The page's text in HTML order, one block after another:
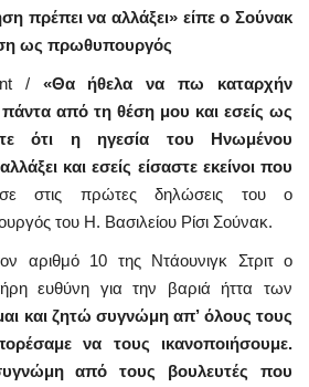
πρέπει να αλλάξει» είπε ο Σούνακ
ως πρωθυπουργός
/«Θα ήθελα να πω καταρχήν
από τη θέση μου και εσείς ως
ότι η ηγεσία του Ηνωμένου
και εσείς είσαστε εκείνοι που
στις πρώτες δηλώσεις του ο
του Η. Βασιλείου Ρίσι Σούνακ.
αριθμό 10 της Ντάουνιγκ Στριτ ο
ευθύνη για την βαριά ήττα των
και ζητώ συγνώμη απ’ όλους τους
να τους ικανοποιήσουμε.
από τους βουλευτές που